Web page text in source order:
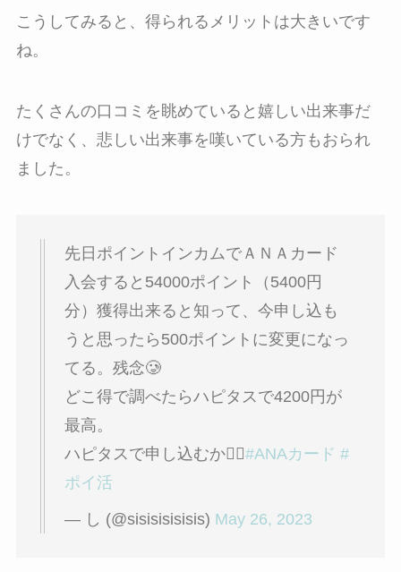
こうしてみると、得られるメリットは大きいです
ね。
たくさんの口コミを眺めていると嬉しい出来事だ
けでなく、悲しい出来事を嘆いている方もおられ
ました。
先日ポイントインカムでＡＮＡカード
入会すると54000ポイント（5400円
分）獲得出来ると知って、今申し込も
うと思ったら500ポイントに変更になっ
てる。残念🥲
どこ得で調べたらハピタスで4200円が
最高。
ハピタスで申し込むか😮‍💨#ANAカード #
ポイ活
— し (@sisisisisisis) May 26, 2023